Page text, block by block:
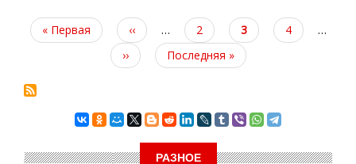
Первая
страница
« Первая
Предыдущая
страница
‹‹ … Page
2
Текущая
страница
3 Page
4
…
Следующая
страница
››
Последняя
страница
Последняя »
РАЗНОЕ